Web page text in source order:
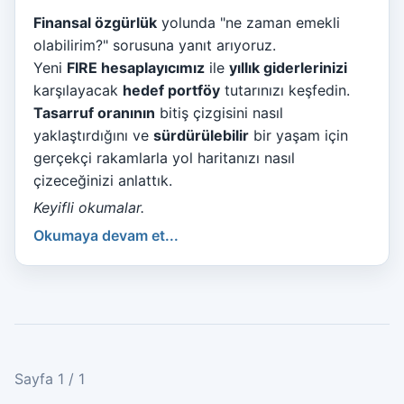
Finansal özgürlük yolunda "ne zaman emekli
olabilirim?" sorusuna yanıt arıyoruz.
Yeni FIRE hesaplayıcımız ile yıllık giderlerinizi
karşılayacak hedef portföy tutarınızı keşfedin.
Tasarruf oranının bitiş çizgisini nasıl
yaklaştırdığını ve sürdürülebilir bir yaşam için
gerçekçi rakamlarla yol haritanızı nasıl
çizeceğinizi anlattık.
Keyifli okumalar.
Okumaya devam et...
Sayfa 1 / 1